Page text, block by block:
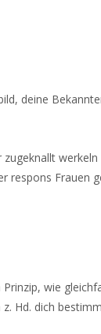
deine
zugeknallt
respons Frauen
wie
Hd. dich